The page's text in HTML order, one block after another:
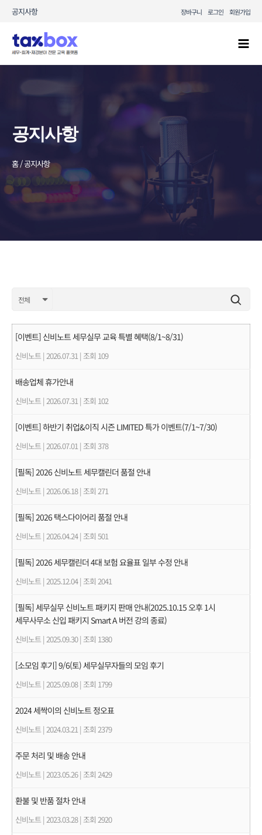
콘텐츠로
공지사항 장바구니 로그인 회원가입
공지사항
홈 / 공지사항
[이벤트] 신비노트 세무실무 교육 특별 혜택(8/1~8/31)
신비노트 | 2026.07.31 | 조회 109
배송업체 휴가안내
신비노트 | 2026.07.31 | 조회 102
[이벤트] 하반기 취업&이직 시즌 LIMITED 특가 이벤트(7/1~7/30)
신비노트 | 2026.07.01 | 조회 378
[필독] 2026 신비노트 세무캘린더 품절 안내
신비노트 | 2026.06.18 | 조회 271
[필독] 2026 택스다이어리 품절 안내
신비노트 | 2026.04.24 | 조회 501
[필독] 2026 세무캘린더 4대 보험 요율표 일부 수정 안내
신비노트 | 2025.12.04 | 조회 2041
[필독] 세무실무 신비노트 패키지 판매 안내(2025.10.15 오후 1시
세무사무소 신입 패키지 Smart A 버전 강의 종료)
신비노트 | 2025.09.30 | 조회 1380
[소모임 후기] 9/6(토) 세무실무자들의 모임 후기
신비노트 | 2025.09.08 | 조회 1799
2024 세싹이의 신비노트 정오표
신비노트 | 2024.03.21 | 조회 2379
주문 처리 및 배송 안내
신비노트 | 2023.05.26 | 조회 2429
환불 및 반품 절차 안내
신비노트 | 2023.03.28 | 조회 2920